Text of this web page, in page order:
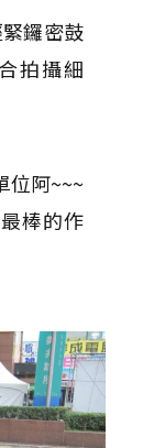
鑼密鼓
拍攝細
位阿~~~
棒的作